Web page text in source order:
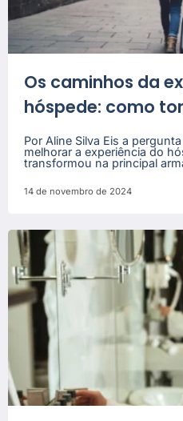
Os caminhos da
hóspede: como
Por Aline Silva Eis a
melhorar a experiência do
transformou na principal
14 de novembro de 2024